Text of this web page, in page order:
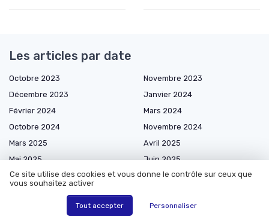
Les articles par date
Octobre 2023
Novembre 2023
Décembre 2023
Janvier 2024
Février 2024
Mars 2024
Octobre 2024
Novembre 2024
Mars 2025
Avril 2025
Mai 2025
Juin 2025
Juillet 2025
Août 2025
Janvier 2026
Ce site utilise des cookies et vous donne le contrôle sur ceux que
vous souhaitez activer
Tout accepter Personnaliser